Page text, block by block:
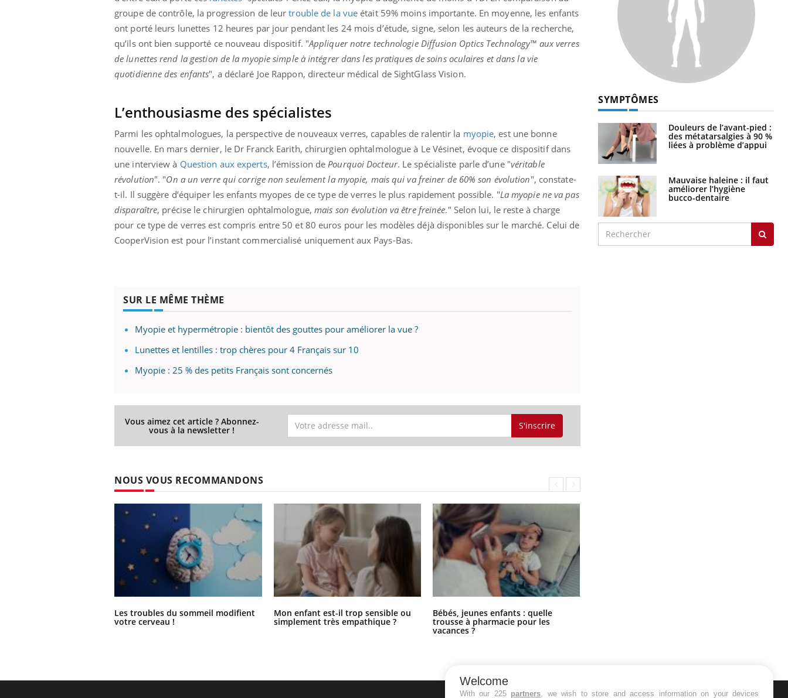
groupe de contrôle, la progression de leurtrouble de la vue était 59% moins importante. En moyenne, les enfants
ont porté leurs lunettes 12 heures par jour pendant les 24 mois d’étude, signe, selon les auteurs de la recherche,
qu’ils ont bien supporté ce nouveau dispositif. "Appliquer notre technologie Diffusion Optics Technology™ aux verres
de lunettes rend la gestion de la myopie simple à intégrer dans les pratiques de soins oculaires et dans la vie
quotidienne des enfants", a déclaré Joe Rappon, directeur médical de SightGlass Vision.
L’enthousiasme des spécialistes
Parmi les ophtalmologues, la perspective de nouveaux verres, capables de ralentir la myopie, est une bonne
nouvelle. En mars dernier, le Dr Franck Earith, chirurgien ophtalmologue à Le Vésinet, évoque ce dispositif dans
une interview à Question aux experts, l’émission de Pourquoi Docteur. Le spécialiste parle d’une "véritable
révolution". "On a un verre qui corrige non seulement la myopie, mais qui va freiner de 60% son évolution", constate-
t-il. Il suggère d’équiper les enfants myopes de ce type de verres le plus rapidement possible. "La myopie ne va pas
disparaître, précise le chirurgien ophtalmologue,mais son évolution va être freinée." Selon lui, le reste à charge
pour ce type de verres est compris entre 50 et 80 euros pour les modèles déjà disponibles sur le marché. Celui de
CooperVision est pour l’instant commercialisé uniquement aux Pays-Bas.
SUR LE MÊME THÈME
Myopie et hypermétropie : bientôt des gouttes pour améliorer la vue ?
Lunettes et lentilles : trop chères pour 4 Français sur 10
Myopie : 25 % des petits Français sont concernés
Vous aimez cet article ? Abonnez-
vous à la newsletter ! S'inscrire
NOUS VOUS RECOMMANDONS
Les troubles du sommeil modifient
votre cerveau !
Mon enfant est-il trop sensible ou
simplement très empathique ?
Bébés, jeunes enfants : quelle
trousse à pharmacie pour les
vacances ?
SYMPTÔMES
Douleurs de l’avant-pied :
des métatarsalgies à 90 %
liées à problème d’appui
Mauvaise haleine : il faut
améliorer l’hygiène
bucco-dentaire
Welcome
With our 225 partners, we wish to store and access information on your devices